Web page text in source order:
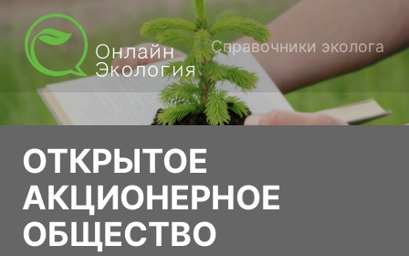
Справочники эколога
ОТКРЫТОЕ
АКЦИОНЕРНОЕ
ОБЩЕСТВО